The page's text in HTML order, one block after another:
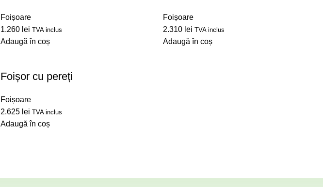
Foișoare
1.260 lei TVA inclus
Adaugă în coș
Foișoare
2.310 lei TVA inclus
Adaugă în coș
Foișor cu pereți
Foișoare
2.625 lei TVA inclus
Adaugă în coș